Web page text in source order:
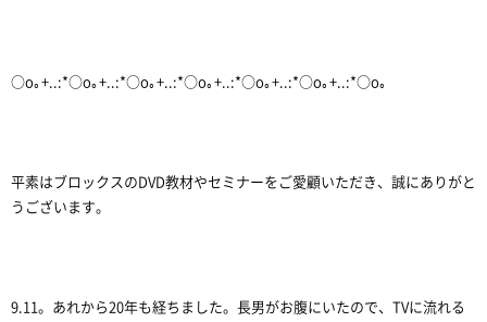
○o｡+..:*○o｡+..:*○o｡+..:*○o｡+..:*○o｡+..:*○o｡+..:*○o｡
平素はブロックスのDVD教材やセミナーをご愛顧いただき、誠にありがと
うございます。
9.11。あれから20年も経ちました。長男がお腹にいたので、TVに流れる